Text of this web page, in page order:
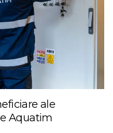
ale
Aquatim